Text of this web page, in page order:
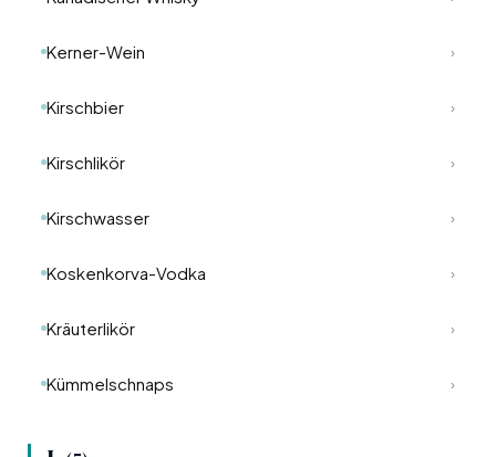
Kerner-Wein ›
Kirschbier ›
Kirschlikör ›
Kirschwasser ›
Koskenkorva-Vodka ›
Kräuterlikör ›
Kümmelschnaps ›